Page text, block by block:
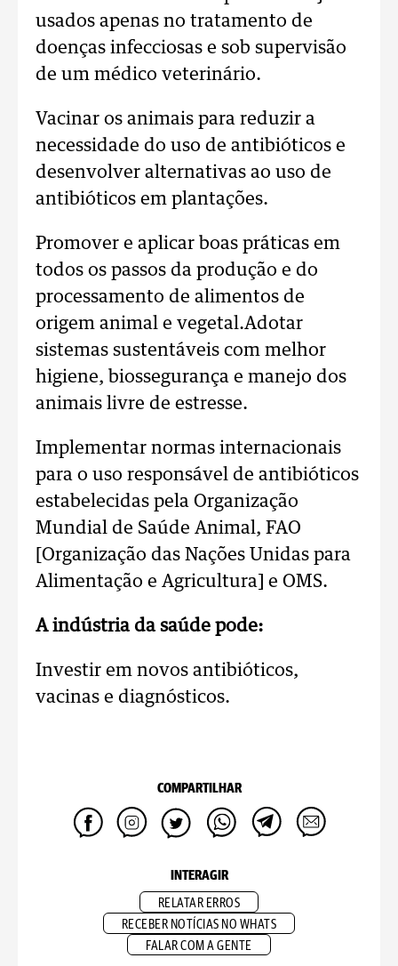
usados apenas no tratamento de
doenças infecciosas e sob supervisão
de um médico veterinário.
Vacinar os animais para reduzir a
necessidade do uso de antibióticos e
desenvolver alternativas ao uso de
antibióticos em plantações.
Promover e aplicar boas práticas em
todos os passos da produção e do
processamento de alimentos de
origem animal e vegetal.Adotar
sistemas sustentáveis com melhor
higiene, biossegurança e manejo dos
animais livre de estresse.
Implementar normas internacionais
para o uso responsável de antibióticos
estabelecidas pela Organização
Mundial de Saúde Animal, FAO
[Organização das Nações Unidas para
Alimentação e Agricultura] e OMS.
A indústria da saúde pode:
Investir em novos antibióticos,
vacinas e diagnósticos.
COMPARTILHAR
INTERAGIR
RELATAR ERROS
RECEBER NOTÍCIAS NO WHATS
FALAR COM A GENTE